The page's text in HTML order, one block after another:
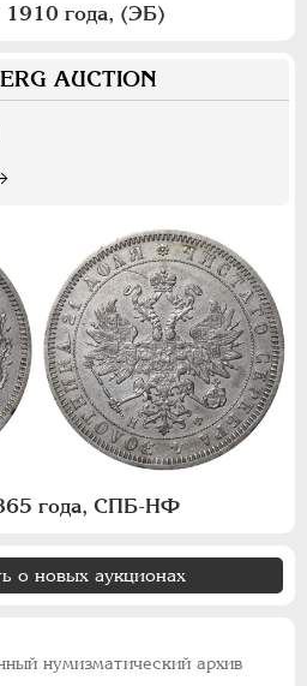
1910 года, (ЭБ)
AUCTION
года, СПБ-НФ
о новых аукционах
нумизматический архив